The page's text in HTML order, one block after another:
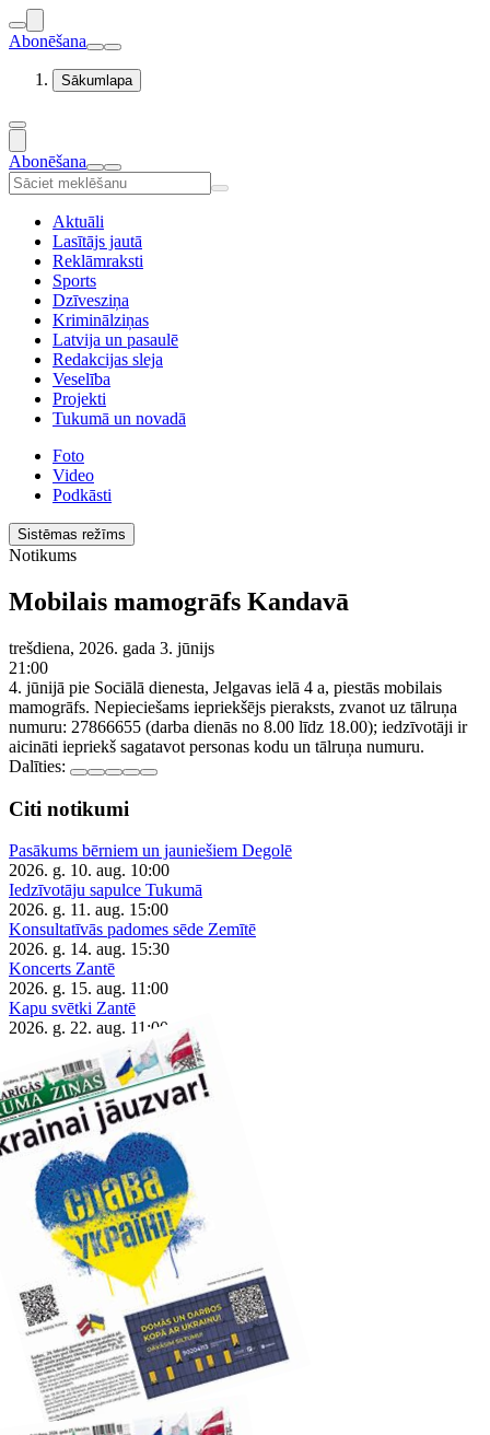
Abonēšana
Sākumlapa
Abonēšana
Aktuāli
Lasītājs jautā
Reklāmraksti
Sports
Dzīvesziņa
Kriminālziņas
Latvija un pasaulē
Redakcijas sleja
Veselība
Projekti
Tukumā un novadā
Foto
Video
Podkāsti
Sistēmas režīms
Notikums
Mobilais mamogrāfs Kandavā
trešdiena, 2026. gada 3. jūnijs
21:00
4. jūnijā pie Sociālā dienesta, Jelgavas ielā 4 a, piestās mobilais
mamogrāfs. Nepieciešams iepriekšējs pieraksts, zvanot uz tālruņa
numuru: 27866655 (darba dienās no 8.00 līdz 18.00); iedzīvotāji ir
aicināti iepriekš sagatavot personas kodu un tālruņa numuru.
Dalīties:
Citi notikumi
Pasākums bērniem un jauniešiem Degolē
2026. g. 10. aug. 10:00
Iedzīvotāju sapulce Tukumā
2026. g. 11. aug. 15:00
Konsultatīvās padomes sēde Zemītē
2026. g. 14. aug. 15:30
Koncerts Zantē
2026. g. 15. aug. 11:00
Kapu svētki Zantē
2026. g. 22. aug. 11:00